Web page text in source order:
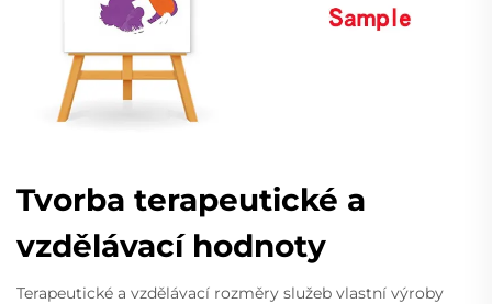
Tvorba terapeutické a
vzdělávací hodnoty
Terapeutické a vzdělávací rozměry služeb vlastní výroby